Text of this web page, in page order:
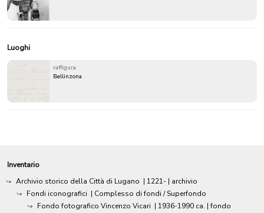
Luoghi
raffigura
Bellinzona
Inventario
Archivio storico della Città di Lugano | 1221- | archivio
Fondi iconografici | Complesso di fondi / Superfondo
Fondo fotografico Vincenzo Vicari | 1936-1990 ca. | fondo